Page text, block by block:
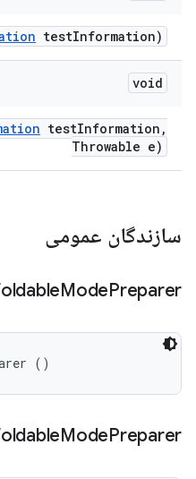
testInformation)
void
testInformation ,
Throwable e)
سازندگان عمومی
ModePreparer
()
ModePreparer